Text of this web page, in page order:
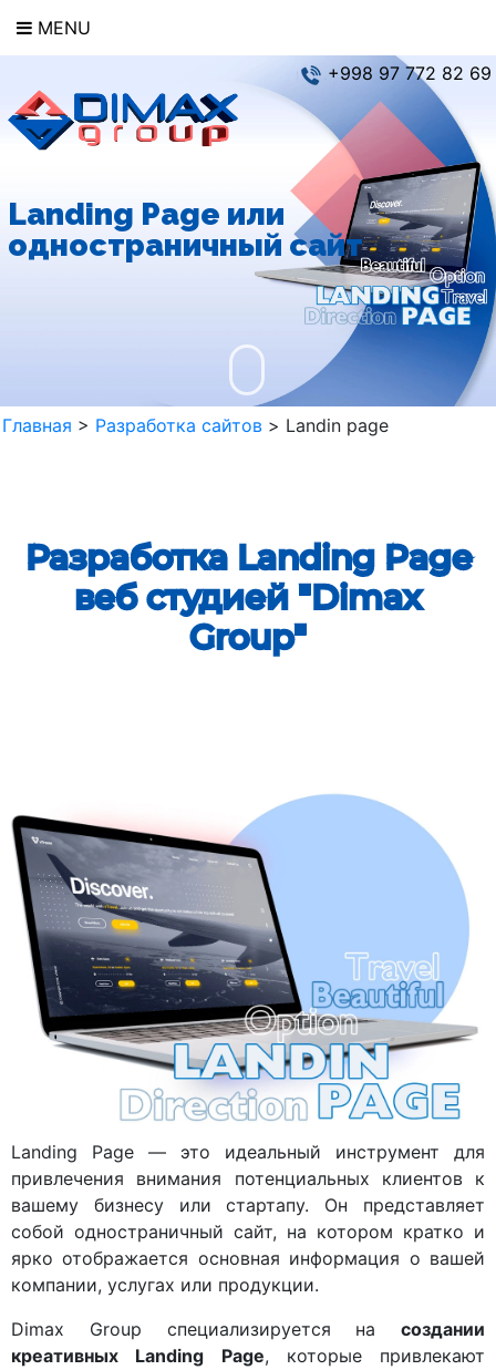
MENU
+998 97 772 82 69
Landing Page или
одностраничный сайт
Главная > Разработка сайтов > Landin page
Разработка Landing Page
веб студией "Dimax
Group"
Landing Page — это идеальный инструмент для
привлечения внимания потенциальных клиентов к
вашему бизнесу или стартапу. Он представляет
собой одностраничный сайт, на котором кратко и
ярко отображается основная информация о вашей
компании, услугах или продукции.
Dimax Group специализируется на создании
креативных Landing Page, которые привлекают